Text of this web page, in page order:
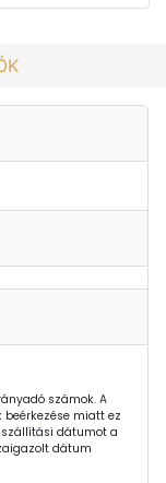
számok. A
miatt ez
dátumot a
dátum